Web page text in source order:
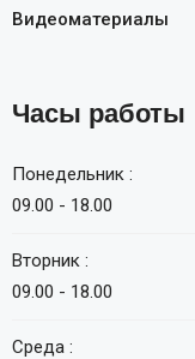
Видеоматериалы
Часы работы
Понедельник :
09.00 - 18.00
Вторник :
09.00 - 18.00
Среда :